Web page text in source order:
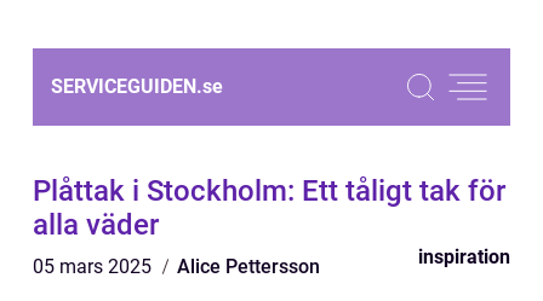
SERVICEGUIDEN.se
Plåttak i Stockholm: Ett tåligt tak för
alla väder
05 mars 2025 Alice Pettersson inspiration